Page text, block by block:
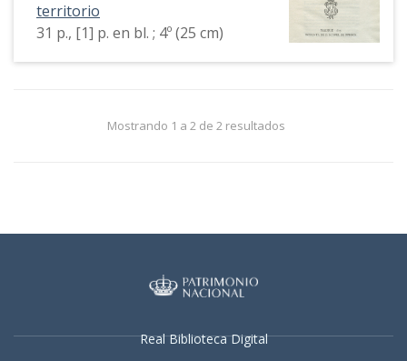
territorio
31 p., [1] p. en bl. ; 4º (25 cm)
Mostrando 1 a 2 de 2 resultados
Real Biblioteca Digital